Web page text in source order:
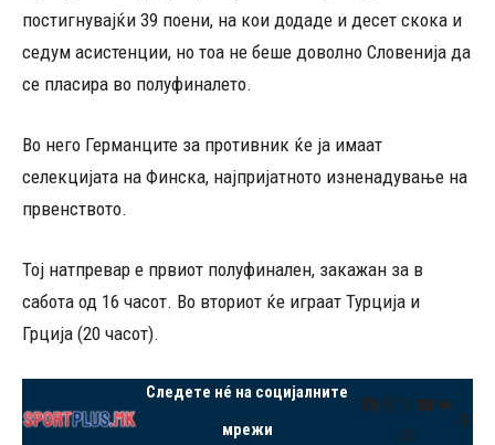
постигнувајќи 39 поени, на кои додаде и десет скока и
седум асистенции, но тоа не беше доволно Словенија да
се пласира во полуфиналето.
Во него Германците за противник ќе ја имаат
селекцијата на Финска, најпријатното изненадување на
првенството.
Тој натпревар е првиот полуфинален, закажан за в
сабота од 16 часот. Во вториот ќе играат Турција и
Грција (20 часот).
Следете нé на социјалните
мрежи
Facebook
Instagram
X YouTube
VK
Mail